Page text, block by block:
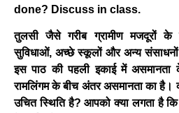
done? Discuss in class.
तुलसी जैसे गरीब ग्रामीण मजदूरों के
सुविधाओं, अच्छे स्कूलों और अन्य
इस पाठ की पहली इकाई में
रामलिंगम के बीच अंतर असमानता का
उचित स्थिति है? आपको क्या लगता है